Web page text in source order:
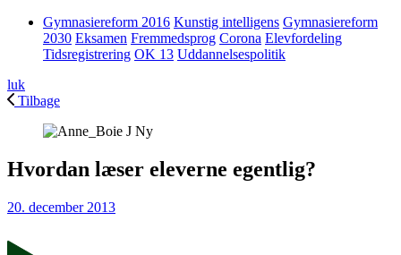
Gymnasiereform 2016 Kunstig intelligens Gymnasiereform
2030 Eksamen Fremmedsprog Corona Elevfordeling
Tidsregistrering OK 13 Uddannelsespolitik
luk
Tilbage
Hvordan læser eleverne egentlig?
20. december 2013